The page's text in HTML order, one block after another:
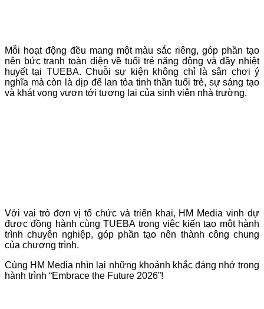
Mỗi hoạt động đều mang một màu sắc riêng, góp phần tạo
nên bức tranh toàn diện về tuổi trẻ năng động và đầy nhiệt
huyết tại TUEBA. Chuỗi sự kiện không chỉ là sân chơi ý
nghĩa mà còn là dịp để lan tỏa tinh thần tuổi trẻ, sự sáng tạo
và khát vọng vươn tới tương lai của sinh viên nhà trường.
Với vai trò đơn vị tổ chức và triển khai, HM Media vinh dự
được đồng hành cùng TUEBA trong việc kiến tạo một hành
trình chuyên nghiệp, góp phần tạo nên thành công chung
của chương trình.
Cùng HM Media nhìn lại những khoảnh khắc đáng nhớ trong
hành trình “Embrace the Future 2026”!